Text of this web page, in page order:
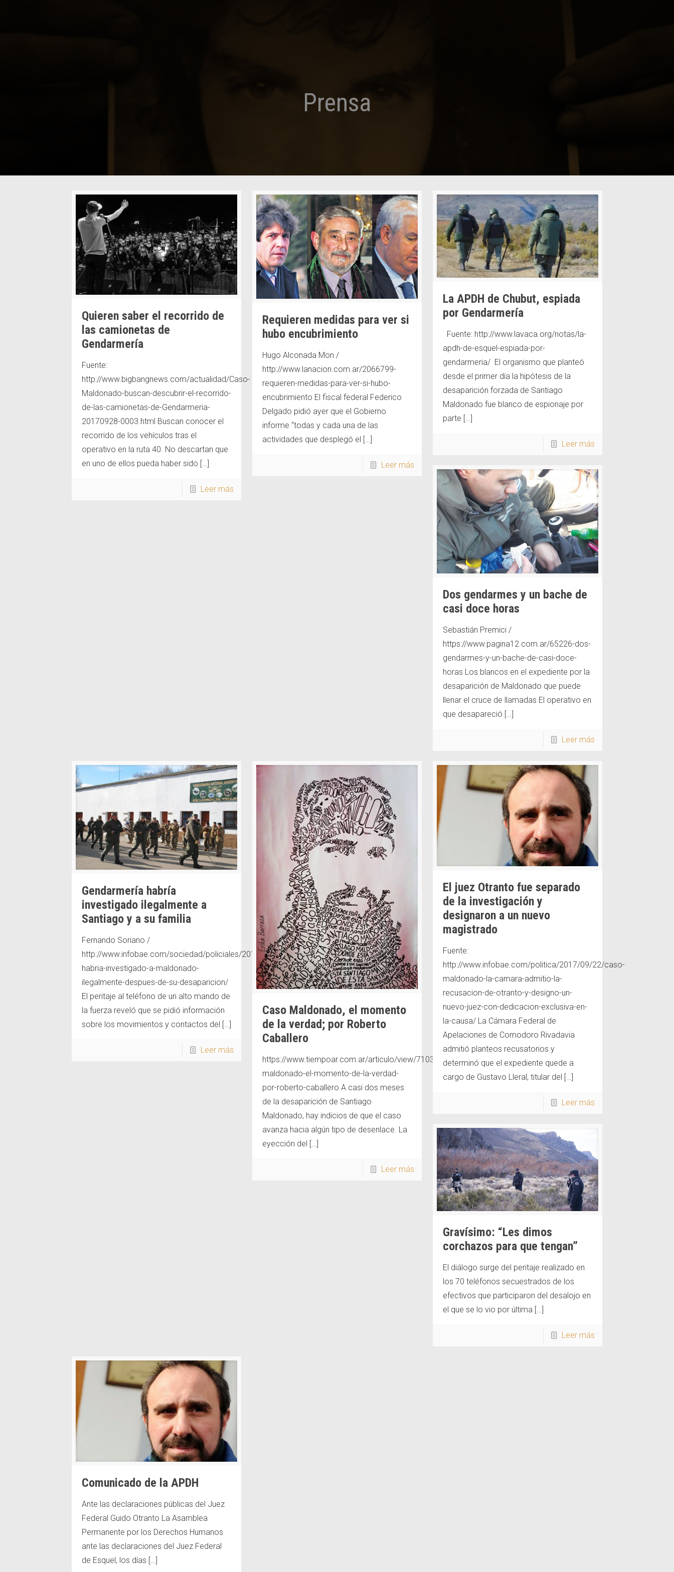
Prensa
Quieren saber el recorrido de
las camionetas de
Gendarmería
Fuente:
http://www.bigbangnews.com/actualidad/Caso-
Maldonado-buscan-descubrir-el-recorrido-
de-las-camionetas-de-Gendarmeria-
20170928-0003.html Buscan conocer el
recorrido de los vehículos tras el
operativo en la ruta 40. No descartan que
en uno de ellos pueda haber sido […]
Leer más
Requieren medidas para ver si
hubo encubrimiento
Hugo Alconada Mon /
http://www.lanacion.com.ar/2066799-
requieren-medidas-para-ver-si-hubo-
encubrimiento El fiscal federal Federico
Delgado pidió ayer que el Gobierno
informe “todas y cada una de las
actividades que desplegó el
[…]
Leer más
La APDH de Chubut, espiada
por Gendarmería
Fuente: http://www.lavaca.org/notas/la-
apdh-de-esquel-espiada-por-
gendarmeria/ El organismo que planteó
desde el primer día la hipótesis de la
desaparición forzada de Santiago
Maldonado fue blanco de espionaje por
parte […]
Leer más
Dos gendarmes y un bache de
casi doce horas
Sebastián Premici /
https://www.pagina12.com.ar/65226-dos-
gendarmes-y-un-bache-de-casi-doce-
horas Los blancos en el expediente por la
desaparición de Maldonado que puede
llenar el cruce de llamadas El operativo en
que desapareció […]
Leer más
Gendarmería habría
investigado ilegalmente a
Santiago y a su familia
Fernando Soriano /
http://www.infobae.com/sociedad/policiales/2017/09/23/gendarmeria-
habria-investigado-a-maldonado-
ilegalmente-despues-de-su-desaparicion/
El peritaje al teléfono de un alto mando de
la fuerza reveló que se pidió información
sobre los movimientos y contactos del […]
Leer más
Caso Maldonado, el momento
de la verdad; por Roberto
Caballero
https://www.tiempoar.com.ar/articulo/view/71038/caso-
maldonado-el-momento-de-la-verdad-
por-roberto-caballero A casi dos meses
de la desaparición de Santiago
Maldonado, hay indicios de que el caso
avanza hacia algún tipo de desenlace. La
eyección del
[…]
Leer más
El juez Otranto fue separado
de la investigación y
designaron a un nuevo
magistrado
Fuente:
http://www.infobae.com/politica/2017/09/22/caso-
maldonado-la-camara-admitio-la-
recusacion-de-otranto-y-designo-un-
nuevo-juez-con-dedicacion-exclusiva-en-
la-causa/ La Cámara Federal de
Apelaciones de Comodoro Rivadavia
admitió planteos recusatorios y
determinó que el expediente quede a
cargo de Gustavo Lleral, titular del
[…]
Leer más
Gravísimo: “Les dimos
corchazos para que tengan”
El diálogo surge del peritaje realizado en
los 70 teléfonos secuestrados de los
efectivos que participaron del desalojo en
el que se lo vio por última[…]
Leer más
Comunicado de la APDH
Ante las declaraciones públicas del Juez
Federal Guido Otranto La Asamblea
Permanente por los Derechos Humanos
ante las declaraciones del Juez Federal
de Esquel, los días […]
Según la Convención Internacional para la protección de todas las
personas contra las desapariciones forzadas de la Naciones Unidas, una
desaparición forzada es “el arresto, la detención, el secuestro o cualquier
otra forma de privación de libertad que sean obra de agentes del Estado o